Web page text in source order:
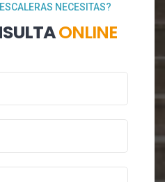
NECESITAS?
ONLINE